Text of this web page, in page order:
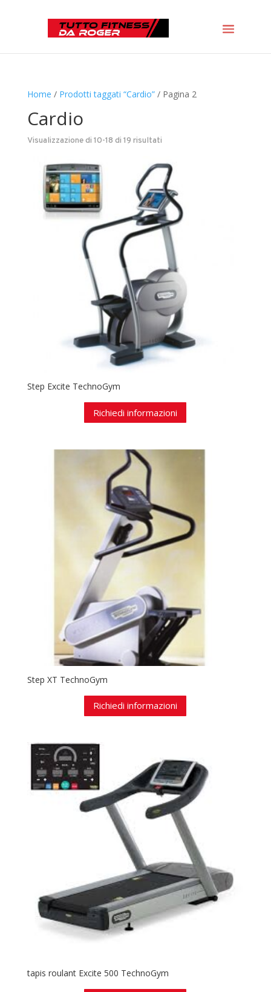
Home / Prodotti taggati “Cardio”/ Pagina 2
Cardio
Visualizzazione di 10-18 di 19 risultati
Step Excite TechnoGym
Richiedi informazioni
Step XT TechnoGym
Richiedi informazioni
tapis roulant Excite 500 TechnoGym